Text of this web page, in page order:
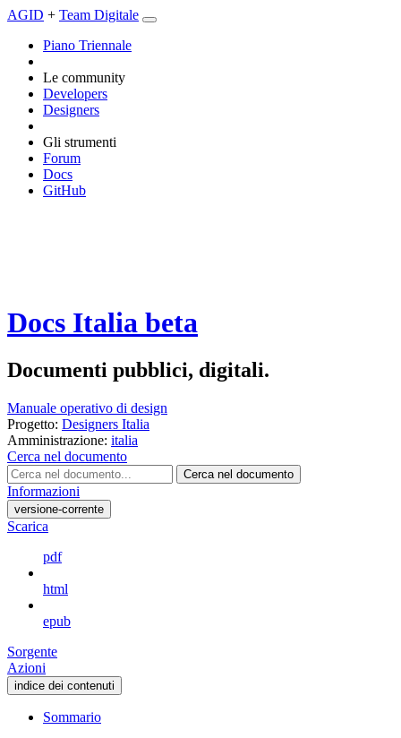
AGID + Team Digitale
Piano Triennale
Le community
Developers
Designers
Gli strumenti
Forum
Docs
GitHub
Docs Italia beta
Documenti pubblici, digitali.
Manuale operativo di design
Progetto: Designers Italia
Amministrazione: italia
Cerca nel documento
Cerca nel documento
Informazioni
versione-corrente
Scarica
pdf
html
epub
Sorgente
Azioni
indice dei contenuti
Sommario